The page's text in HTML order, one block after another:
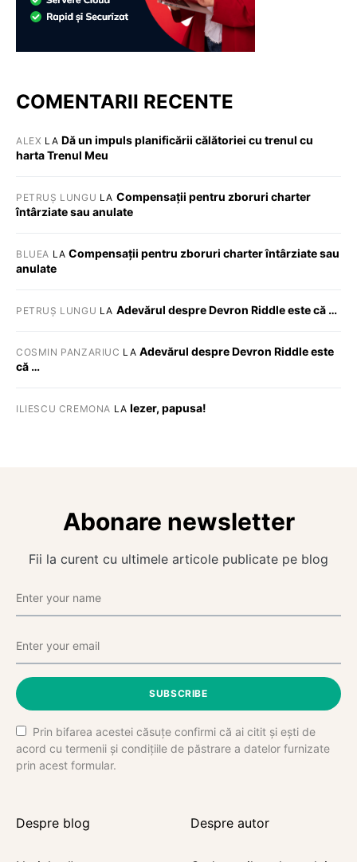
COMENTARII RECENTE
ALEX LA Dă un impuls planificării călătoriei cu trenul cu
harta Trenul Meu
PETRUȘ LUNGU LA Compensații pentru zboruri charter
întârziate sau anulate
BLUEA LACompensații pentru zboruri charter întârziate sau
anulate
PETRUȘ LUNGU LA Adevărul despre Devron Riddle este că …
COSMIN PANZARIUC LA Adevărul despre Devron Riddle este
că …
ILIESCU CREMONA LA Iezer, papusa!
Abonare newsletter
Fii la curent cu ultimele articole publicate pe blog
SUBSCRIBE
Prin bifarea acestei căsuțe confirmi că ai citit și ești de
acord cu termenii și condițiile de păstrare a datelor furnizate
prin acest formular.
Despre blog Despre autor